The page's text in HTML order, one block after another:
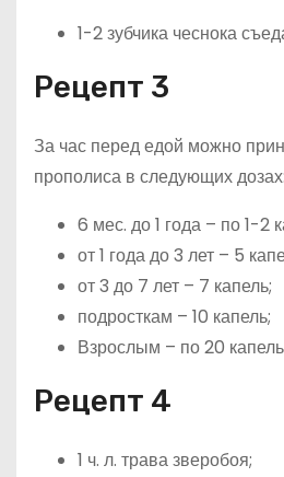
1-2 зубчика чеснока
Рецепт 3
За час перед едой можно
прополиса в следующих дозах:
6 мес. до 1 года – по 1-2
от 1 года до 3 лет – 5
от 3 до 7 лет – 7 капель;
подросткам – 10 капель;
Взрослым – по 20
Рецепт 4
1 ч. л. трава зверобоя;